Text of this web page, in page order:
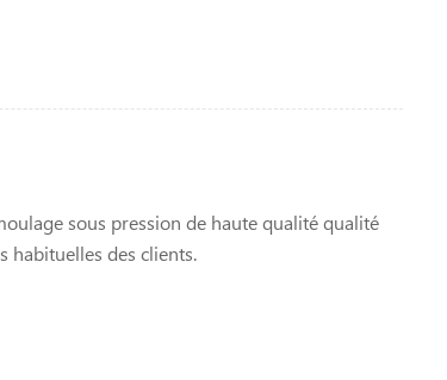
sous pression de haute qualité qualité
habituelles des clients.